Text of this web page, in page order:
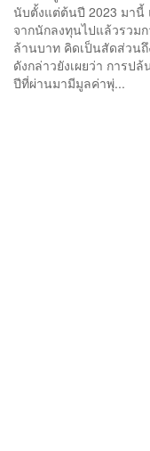
นับตั้งแต่ต้นปี 2023 มานี้
จากนักลงทุนไปแล้วรวม
ล้านบาท คิดเป็นสัดส่วน
ดังกล่าวยังเผยว่า การป
ปีที่ผ่านมามีมูลค่าพุ่...